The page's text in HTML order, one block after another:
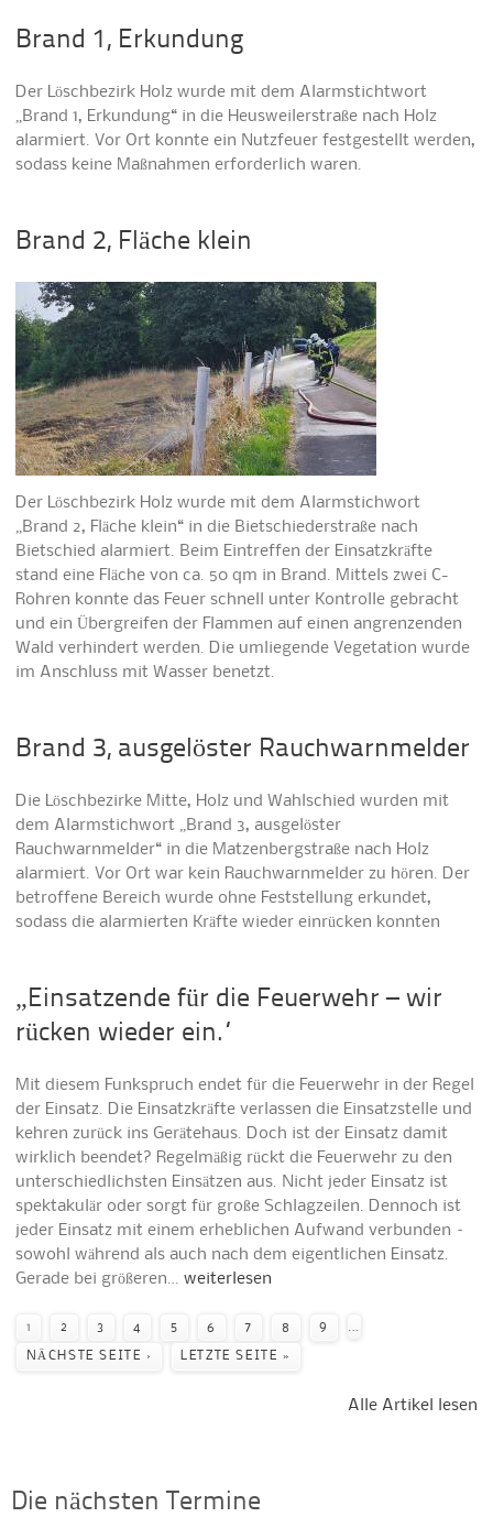
Brand 1, Erkundung
Der Löschbezirk Holz wurde mit dem Alarmstichtwort
„Brand 1, Erkundung“ in die Heusweilerstraße nach Holz
alarmiert. Vor Ort konnte ein Nutzfeuer festgestellt werden,
sodass keine Maßnahmen erforderlich waren.
Brand 2, Fläche klein
Der Löschbezirk Holz wurde mit dem Alarmstichwort
„Brand 2, Fläche klein“ in die Bietschiederstraße nach
Bietschied alarmiert. Beim Eintreffen der Einsatzkräfte
stand eine Fläche von ca. 50 qm in Brand. Mittels zwei C-
Rohren konnte das Feuer schnell unter Kontrolle gebracht
und ein Übergreifen der Flammen auf einen angrenzenden
Wald verhindert werden. Die umliegende Vegetation wurde
im Anschluss mit Wasser benetzt.
Brand 3, ausgelöster Rauchwarnmelder
Die Löschbezirke Mitte, Holz und Wahlschied wurden mit
dem Alarmstichwort „Brand 3, ausgelöster
Rauchwarnmelder“ in die Matzenbergstraße nach Holz
alarmiert. Vor Ort war kein Rauchwarnmelder zu hören. Der
betroffene Bereich wurde ohne Feststellung erkundet,
sodass die alarmierten Kräfte wieder einrücken konnten
„Einsatzende für die Feuerwehr – wir
rücken wieder ein.“
Mit diesem Funkspruch endet für die Feuerwehr in der Regel
der Einsatz. Die Einsatzkräfte verlassen die Einsatzstelle und
kehren zurück ins Gerätehaus. Doch ist der Einsatz damit
wirklich beendet? Regelmäßig rückt die Feuerwehr zu den
unterschiedlichsten Einsätzen aus. Nicht jeder Einsatz ist
spektakulär oder sorgt für große Schlagzeilen. Dennoch ist
jeder Einsatz mit einem erheblichen Aufwand verbunden –
sowohl während als auch nach dem eigentlichen Einsatz.
Gerade bei größeren…weiterlesen
Seiten
1 2 3 4 5 6 7 8 9 …
NÄCHSTE SEITE › LETZTE SEITE »
Alle Artikel lesen
Die nächsten Termine